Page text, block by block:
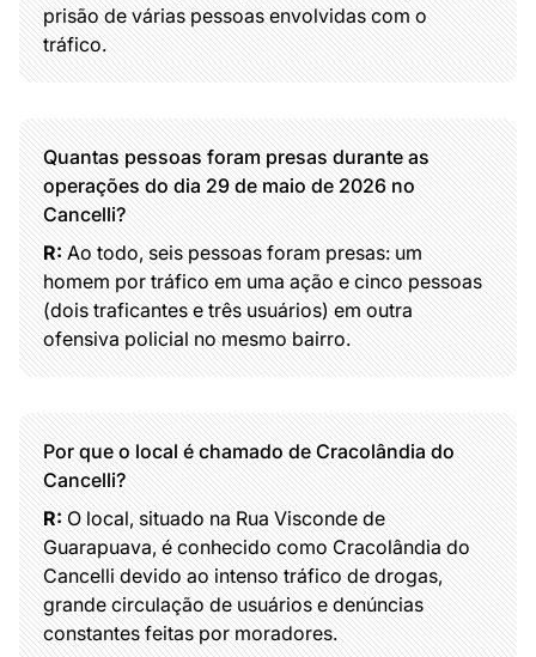
prisão de várias pessoas envolvidas com o
tráfico.
Quantas pessoas foram presas durante as
operações do dia 29 de maio de 2026 no
Cancelli?
R:Ao todo, seis pessoas foram presas: um
homem por tráfico em uma ação e cinco pessoas
(dois traficantes e três usuários) em outra
ofensiva policial no mesmo bairro.
Por que o local é chamado de Cracolândia do
Cancelli?
R:O local, situado na Rua Visconde de
Guarapuava, é conhecido como Cracolândia do
Cancelli devido ao intenso tráfico de drogas,
grande circulação de usuários e denúncias
constantes feitas por moradores.